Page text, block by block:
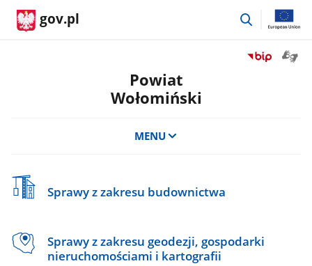
gov.pl
przejdź
Przejdź
Powiat
Wołomiński
MENU
Sprawy z zakresu budownictwa
Sprawy z zakresu geodezji, gospodarki
nieruchomościami i kartografii